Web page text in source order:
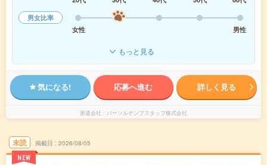
男女比率
女性
男性
もっと見る
気になる! 応募へ進む 詳しく見る
派遣会社 パーソルテンプスタッフ株式会社
未読
NEW
掲載日 2026/08/05